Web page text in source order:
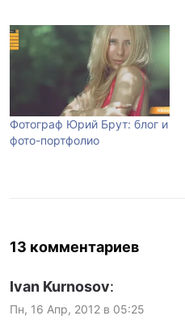
Фотограф Юрий Брут: блог и
фото-портфолио
13 комментариев
Ivan Kurnosov:
Пн, 16 Апр, 2012 в 05:25